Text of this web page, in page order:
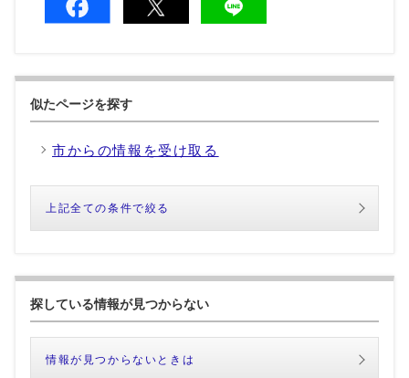
似たページを探す
市からの情報を受け取る
上記全ての条件で絞る
探している情報が見つからない
情報が見つからないときは